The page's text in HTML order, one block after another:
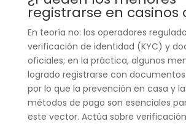
registrarse en casinos
En teoría no: los operadores
verificación de identidad (KYC) y
oficiales; en la práctica, algunos
logrado registrarse con
por lo que la prevención en casa y
métodos de pago son esenciales
este vector. Actúa sobre